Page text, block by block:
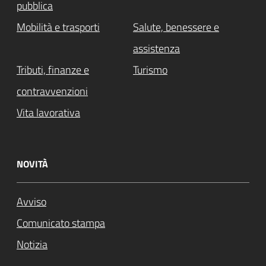
pubblica
Mobilità e trasporti
Salute, benessere e
assistenza
Tributi, finanze e
contravvenzioni
Turismo
Vita lavorativa
NOVITÀ
Avviso
Comunicato stampa
Notizia